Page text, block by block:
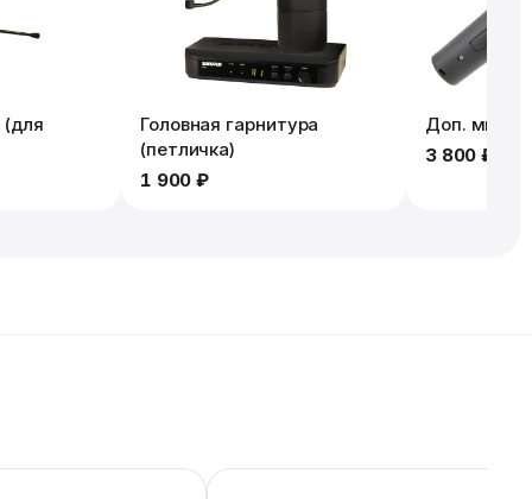
(для
Головная гарнитура
(петличка)
1 900 ₽
Доп.
3 800 ₽